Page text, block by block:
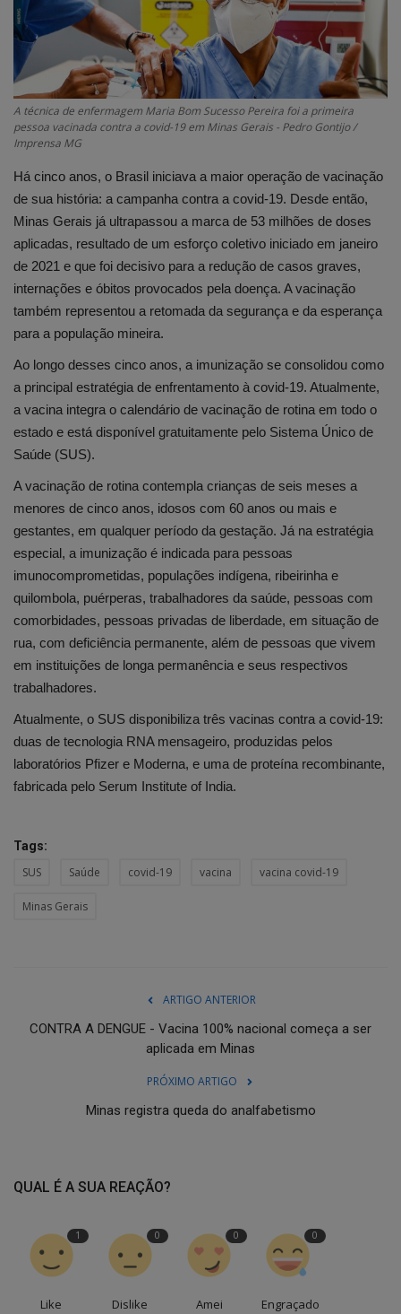
Edições em PDF
Fotos
A técnica de enfermagem Maria Bom Sucesso Pereira foi a primeira
pessoa vacinada contra a covid-19 em Minas Gerais - Pedro Gontijo /
Imprensa MG
Há cinco anos, o Brasil iniciava a maior operação de vacinação
de sua história: a campanha contra a covid-19. Desde então,
Minas Gerais já ultrapassou a marca de 53 milhões de doses
aplicadas, resultado de um esforço coletivo iniciado em janeiro
de 2021 e que foi decisivo para a redução de casos graves,
internações e óbitos provocados pela doença. A vacinação
também representou a retomada da segurança e da esperança
para a população mineira.
Ao longo desses cinco anos, a imunização se consolidou como
a principal estratégia de enfrentamento à covid-19. Atualmente,
a vacina integra o calendário de vacinação de rotina em todo o
estado e está disponível gratuitamente pelo Sistema Único de
Saúde (SUS).
A vacinação de rotina contempla crianças de seis meses a
menores de cinco anos, idosos com 60 anos ou mais e
gestantes, em qualquer período da gestação. Já na estratégia
especial, a imunização é indicada para pessoas
imunocomprometidas, populações indígena, ribeirinha e
quilombola, puérperas, trabalhadores da saúde, pessoas com
comorbidades, pessoas privadas de liberdade, em situação de
rua, com deficiência permanente, além de pessoas que vivem
em instituições de longa permanência e seus respectivos
trabalhadores.
Atualmente, o SUS disponibiliza três vacinas contra a covid-19:
duas de tecnologia RNA mensageiro, produzidas pelos
laboratórios Pfizer e Moderna, e uma de proteína recombinante,
fabricada pelo Serum Institute of India.
Tags:
SUS Saúde covid-19 vacina vacina covid-19
Minas Gerais
ARTIGO ANTERIOR
CONTRA A DENGUE - Vacina 100% nacional começa a ser
aplicada em Minas
PRÓXIMO ARTIGO
Minas registra queda do analfabetismo
QUAL É A SUA REAÇÃO?
1
Like
0
Dislike
0
Amei
0
Engraçado